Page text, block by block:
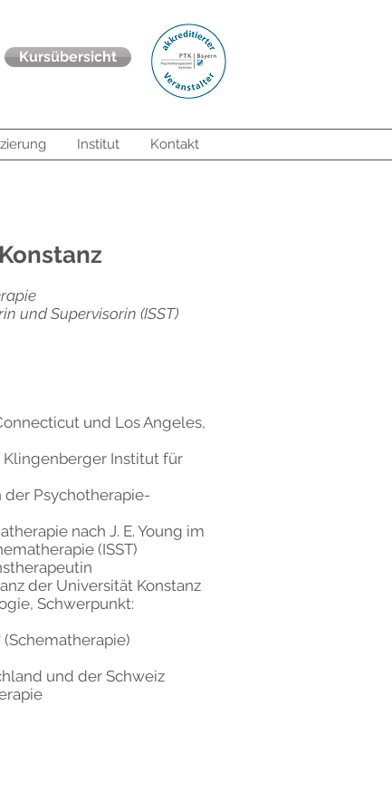
Kursübersicht
Institut Kontakt
und Supervisorin (ISST)
und Los Angeles,
Institut für
Psychotherapie-
nach J. E. Young im
(ISST)
der Universität Konstanz
Schwerpunkt:
(Schematherapie)
und der Schweiz